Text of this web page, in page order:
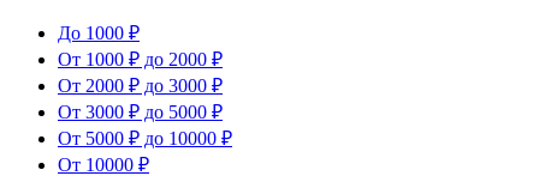
До 1000 ₽
От 1000 ₽ до 2000 ₽
От 2000 ₽ до 3000 ₽
От 3000 ₽ до 5000 ₽
От 5000 ₽ до 10000 ₽
От 10000 ₽